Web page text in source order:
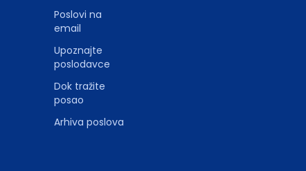
Poslovi na
email
Upoznajte
poslodavce
Dok tražite
posao
Arhiva poslova